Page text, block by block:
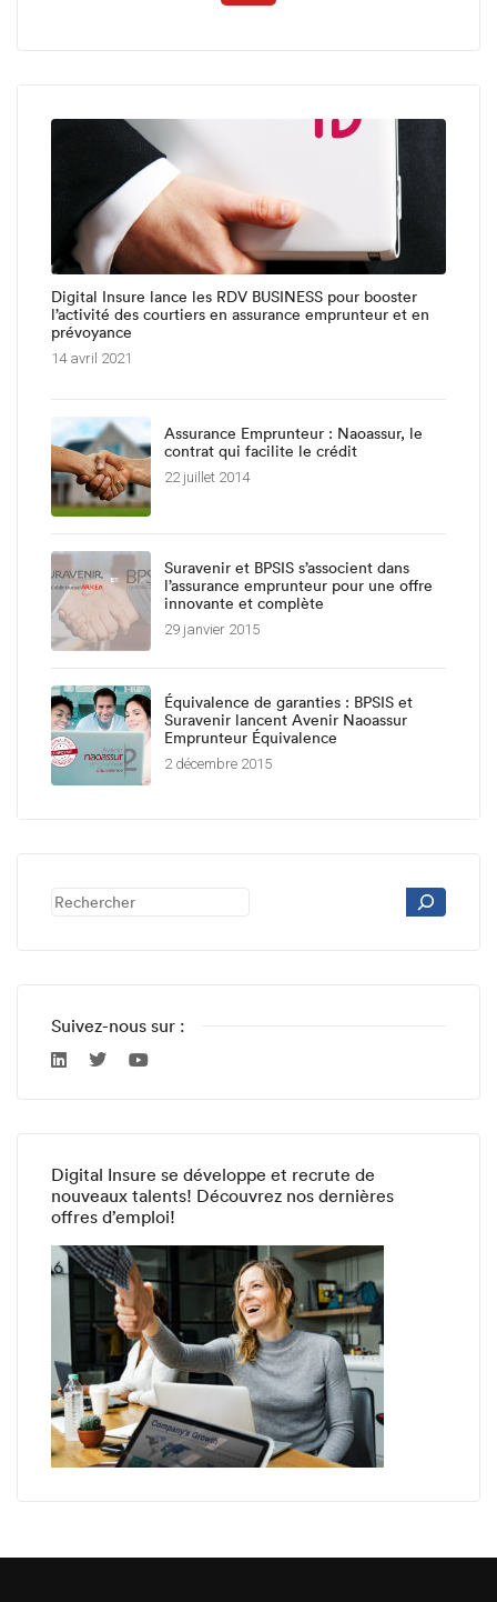
Digital Insure lance les RDV BUSINESS pour booster
l’activité des courtiers en assurance emprunteur et en
prévoyance
14 avril 2021
Assurance Emprunteur : Naoassur, le
contrat qui facilite le crédit
22 juillet 2014
Suravenir et BPSIS s’associent dans
l’assurance emprunteur pour une offre
innovante et complète
29 janvier 2015
Équivalence de garanties : BPSIS et
Suravenir lancent Avenir Naoassur
Emprunteur Équivalence
2 décembre 2015
Suivez-nous sur :
Digital Insure se développe et recrute de
nouveaux talents! Découvrez nos dernières
offres d’emploi!